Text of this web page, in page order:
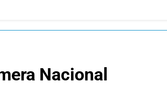
Nacional